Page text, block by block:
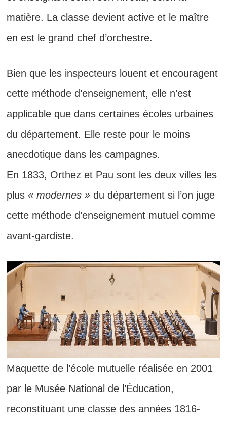
matière. La classe devient active et le maître
en est le grand chef d’orchestre.
Bien que les inspecteurs louent et encouragent
cette méthode d’enseignement, elle n’est
applicable que dans certaines écoles urbaines
du département. Elle reste pour le moins
anecdotique dans les campagnes.
En 1833, Orthez et Pau sont les deux villes les
plus « modernes »du département si l’on juge
cette méthode d’enseignement mutuel comme
avant-gardiste.
Maquette de l’école mutuelle réalisée en 2001
par le Musée National de l’Éducation,
reconstituant une classe des années 1816-